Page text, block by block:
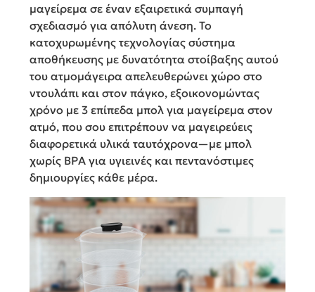
μαγείρεμα σε έναν εξαιρετικά συμπαγή
σχεδιασμό για απόλυτη άνεση. Το
κατοχυρωμένης τεχνολογίας σύστημα
αποθήκευσης με δυνατότητα στοίβαξης αυτού
του ατμομάγειρα απελευθερώνει χώρο στο
ντουλάπι και στον πάγκο, εξοικονομώντας
χρόνο με 3 επίπεδα μπολ για μαγείρεμα στον
ατμό, που σου επιτρέπουν να μαγειρεύεις
διαφορετικά υλικά ταυτόχρονα—με μπολ
χωρίς BPA για υγιεινές και πεντανόστιμες
δημιουργίες κάθε μέρα.